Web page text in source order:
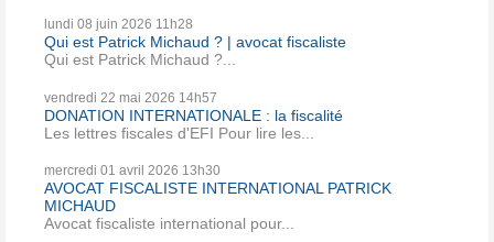
lundi 08 juin 2026 11h28
Qui est Patrick Michaud ? | avocat fiscaliste
Qui est Patrick Michaud ?...
vendredi 22 mai 2026 14h57
DONATION INTERNATIONALE : la fiscalité
Les lettres fiscales d'EFI Pour lire les...
mercredi 01 avril 2026 13h30
AVOCAT FISCALISTE INTERNATIONAL PATRICK
MICHAUD
Avocat fiscaliste international pour...